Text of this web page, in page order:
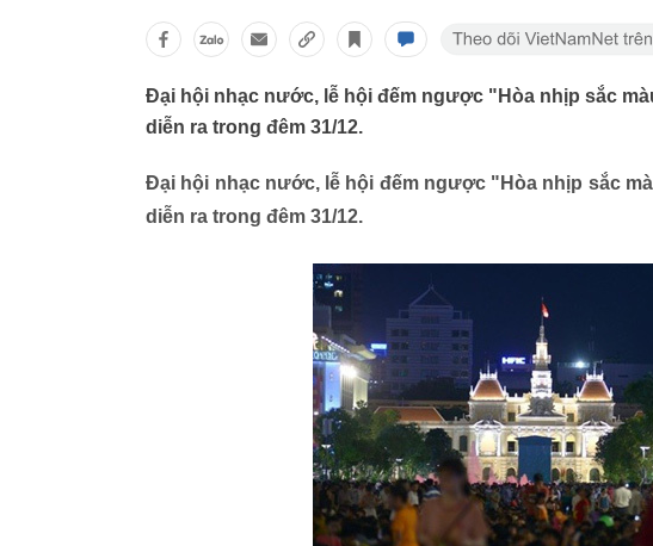
Đại hội nhạc nước, lễ hội đếm ngược "Hòa nhịp sắc
diễn ra trong đêm 31/12.
Đại hội nhạc nước, lễ hội đếm ngược "Hòa nhịp sắc
diễn ra trong đêm 31/12.